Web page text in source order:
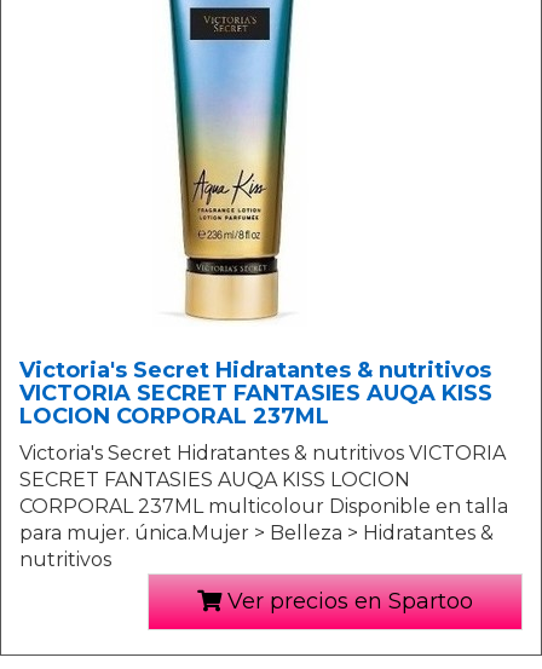
Victoria's Secret Hidratantes & nutritivos
VICTORIA SECRET FANTASIES AUQA KISS
LOCION CORPORAL 237ML
Victoria's Secret Hidratantes & nutritivos VICTORIA
SECRET FANTASIES AUQA KISS LOCION
CORPORAL 237ML multicolour Disponible en talla
para mujer. única.Mujer > Belleza > Hidratantes &
nutritivos
Ver precios en Spartoo